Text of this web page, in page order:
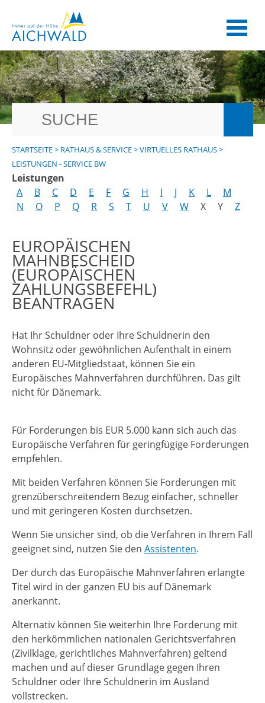
STARTSEITE> RATHAUS & SERVICE>VIRTUELLES RATHAUS>
LEISTUNGEN - SERVICE BW
Leistungen
A
B C D E F G H I J K L
M
N
O P Q R S T U V W X Y Z
EUROPÄISCHEN
MAHNBESCHEID
(EUROPÄISCHEN
ZAHLUNGSBEFEHL)
BEANTRAGEN
Hat Ihr Schuldner oder Ihre Schuldnerin den
Wohnsitz oder gewöhnlichen Aufenthalt in einem
anderen EU-Mitgliedstaat, können Sie ein
Europäisches Mahnverfahren durchführen. Das gilt
nicht für Dänemark.
Für Forderungen bis EUR 5.000 kann sich auch das
Europäische Verfahren für geringfügige Forderungen
empfehlen.
Mit beiden Verfahren können Sie Forderungen mit
grenzüberschreitendem Bezug einfacher, schneller
und mit geringeren Kosten durchsetzen.
Wenn Sie unsicher sind, ob die Verfahren in Ihrem Fall
geeignet sind, nutzen Sie den Assistenten.
Der durch das Europäische Mahnverfahren erlangte
Titel wird in der ganzen EU bis auf Dänemark
anerkannt.
Alternativ können Sie weiterhin Ihre Forderung mit
den herkömmlichen nationalen Gerichtsverfahren
(Zivilklage, gerichtliches Mahnverfahren) geltend
machen und auf dieser Grundlage gegen Ihren
Schuldner oder Ihre Schuldnerin im Ausland
vollstrecken.